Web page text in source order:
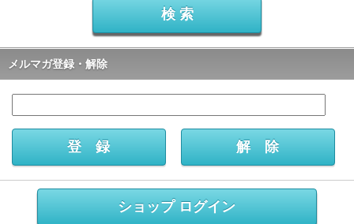
メルマガ登録・解除
ショップ ログイン